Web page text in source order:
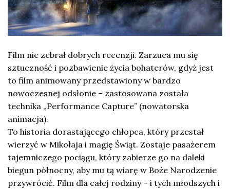
Film nie zebrał dobrych recenzji. Zarzuca mu się
sztuczność i pozbawienie życia bohaterów, gdyż jest
to film animowany przedstawiony w bardzo
nowoczesnej odsłonie – zastosowana została
technika „Performance Capture” (nowatorska
animacja).
To historia dorastającego chłopca, który przestał
wierzyć w Mikołaja i magię Świąt. Zostaje pasażerem
tajemniczego pociągu, który zabierze go na daleki
biegun północny, aby mu tą wiarę w Boże Narodzenie
przywrócić. Film dla całej rodziny – i tych młodszych i